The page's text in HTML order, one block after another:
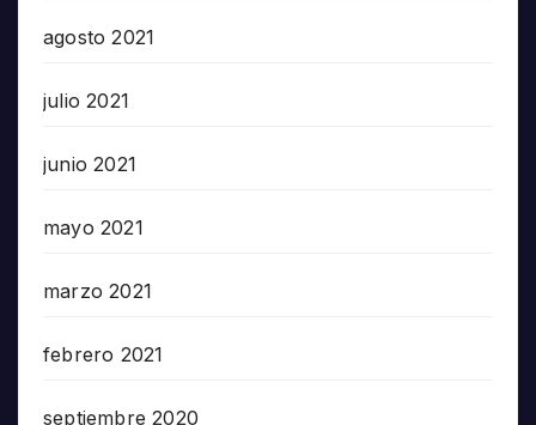
agosto 2021
julio 2021
junio 2021
mayo 2021
marzo 2021
febrero 2021
septiembre 2020